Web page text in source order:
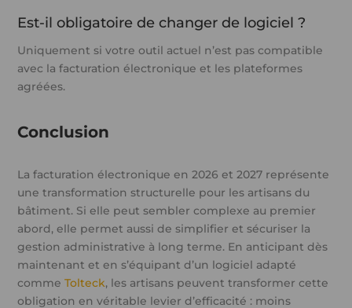
Est-il obligatoire de changer de logiciel ?
Uniquement si votre outil actuel n’est pas compatible
avec la facturation électronique et les plateformes
agréées.
Conclusion
La facturation électronique en 2026 et 2027 représente
une transformation structurelle pour les artisans du
bâtiment. Si elle peut sembler complexe au premier
abord, elle permet aussi de simplifier et sécuriser la
gestion administrative à long terme. En anticipant dès
maintenant et en s’équipant d’un logiciel adapté
commeTolteck, les artisans peuvent transformer cette
obligation en véritable levier d’efficacité : moins